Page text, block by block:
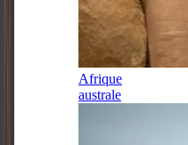
Afrique
australe